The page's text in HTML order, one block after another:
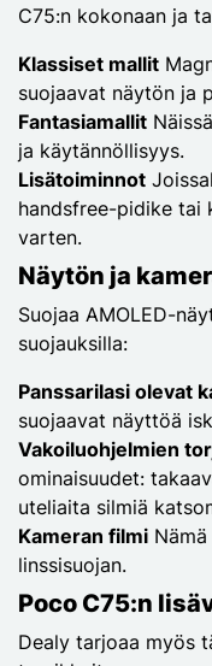
C75:n kokonaan ja
Klassiset mallit
suojaavat näytön ja
Fantasiamallit
ja käytännöllisyys.
Lisätoiminnot
handsfree-pidike tai
varten.
Näytön ja
Suojaa AMOLED-
suojauksilla:
Panssarilasi olevat
suojaavat näyttöä
Vakoiluohjelmien
ominaisuudet:
uteliaita silmiä
Kameran filmi
linssisuojan.
Poco C75:n
Dealy tarjoaa myös